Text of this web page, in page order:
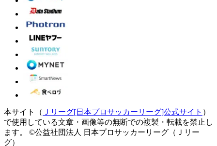
本サイト（ Ｊリーグ[日本プロサッカーリーグ]公式サイト ）
で使用している文章・画像等の無断での複製・転載を禁止し
ます。
©公益社団法人 日本プロサッカーリーグ（Ｊリー
グ）